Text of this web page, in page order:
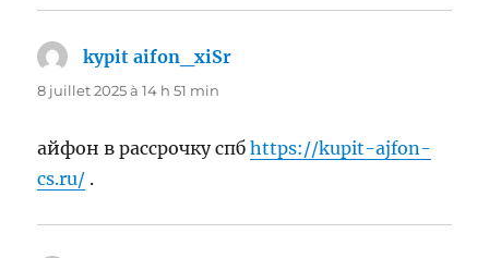
kypit aifon_xiSr
8 juillet 2025 à 14 h 51 min
айфон в рассрочку спбhttps://kupit-ajfon-
cs.ru/ .